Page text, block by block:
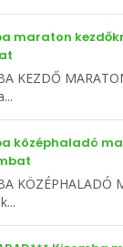
maraton
KEZDŐ
középhaladó
KÖZÉPHALADÓ